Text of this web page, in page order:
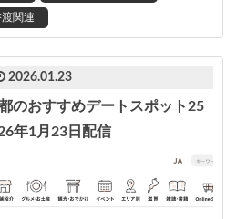
関連
2026.01.23
のおすすめデートスポット25
年1月23日配信